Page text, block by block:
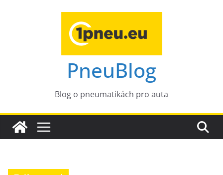
PneuBlog
Blog o pneumatikách pro auta